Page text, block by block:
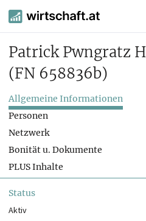
Patrick Pwngratz
(FN 658836b)
Allgemeine Informationen
Personen
Netzwerk
Bonität u. Dokumente
PLUS Inhalte
Status
Aktiv